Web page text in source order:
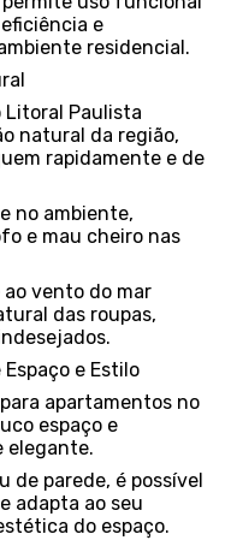
e
residencial.
Litoral Paulista
natural da região,
rapidamente e de
no ambiente,
e mau cheiro nas
ao vento do mar
das roupas,
e Estilo
apartamentos no
espaço e
elegante.
de parede, é possível
adapta ao seu
do espaço.